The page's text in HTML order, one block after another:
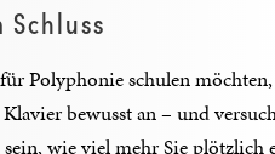
Schluss
Polyphonie schulen
bewusst an – und
wie viel mehr Sie plötzlich